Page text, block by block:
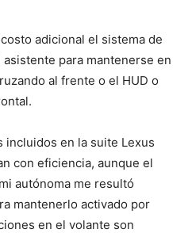
adicional el sistema de
para mantenerse en
al frente o el HUD o
incluidos en la suite Lexus
con eficiencia, aunque el
autónoma me resultó
mantenerlo activado por
en el volante son